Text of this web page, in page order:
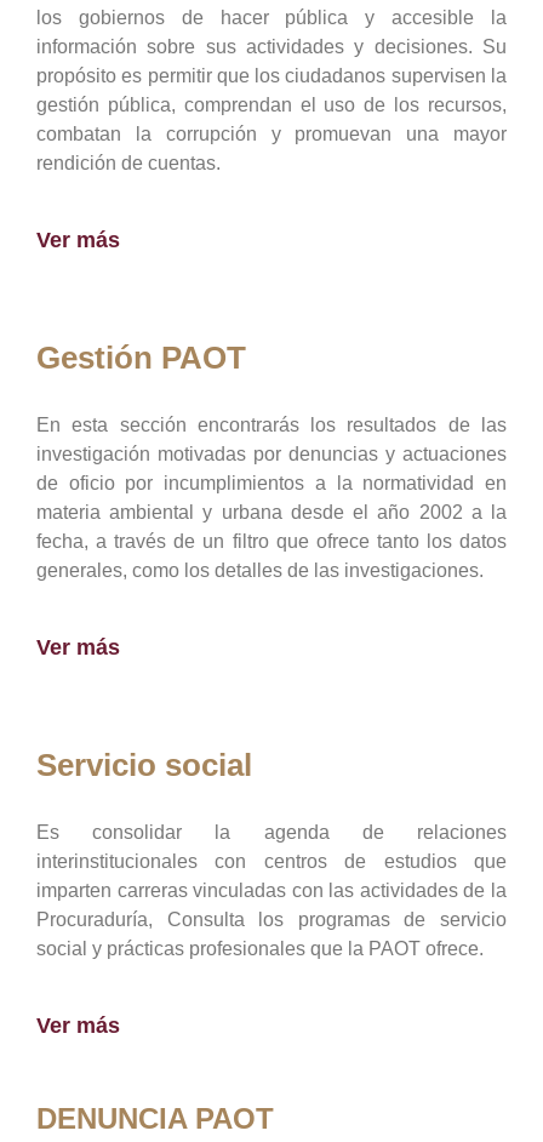
los gobiernos de hacer pública y accesible la
información sobre sus actividades y decisiones. Su
propósito es permitir que los ciudadanos supervisen la
gestión pública, comprendan el uso de los recursos,
combatan la corrupción y promuevan una mayor
rendición de cuentas.
Ver más
Gestión PAOT
En esta sección encontrarás los resultados de las
investigación motivadas por denuncias y actuaciones
de oficio por incumplimientos a la normatividad en
materia ambiental y urbana desde el año 2002 a la
fecha, a través de un filtro que ofrece tanto los datos
generales, como los detalles de las investigaciones.
Ver más
Servicio social
Es consolidar la agenda de relaciones
interinstitucionales con centros de estudios que
imparten carreras vinculadas con las actividades de la
Procuraduría, Consulta los programas de servicio
social y prácticas profesionales que la PAOT ofrece.
Ver más
DENUNCIA PAOT